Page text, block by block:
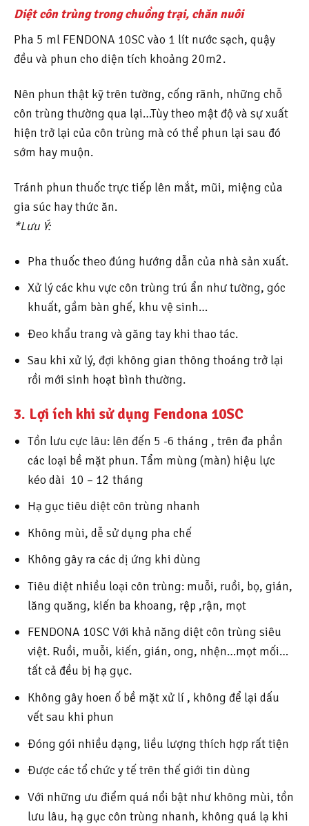
Diệt côn trùng trong chuồng trại, chăn nuôi
Pha 5 ml FENDONA 10SC vào 1 lít nước sạch, quậy
đều và phun cho diện tích khoảng 20m2.
Nên phun thật kỹ trên tường, cống rãnh, những chỗ
côn trùng thường qua lại…Tùy theo mật độ và sự xuất
hiện trở lại của côn trùng mà có thể phun lại sau đó
sớm hay muộn.
Tránh phun thuốc trực tiếp lên mắt, mũi, miệng của
gia súc hay thức ăn.
*Lưu Ý:
Pha thuốc theo đúng hướng dẫn của nhà sản xuất.
Xử lý các khu vực côn trùng trú ẩn như tường, góc
khuất, gầm bàn ghế, khu vệ sinh…
Đeo khẩu trang và găng tay khi thao tác.
Sau khi xử lý, đợi không gian thông thoáng trở lại
rồi mới sinh hoạt bình thường.
3. Lợi ích khi sử dụng Fendona 10SC
Tồn lưu cực lâu: lên đến 5 -6 tháng , trên đa phần
các loại bề mặt phun. Tẩm mùng (màn) hiệu lực
kéo dài 10 – 12 tháng
Hạ gục tiêu diệt côn trùng nhanh
Không mùi, dễ sử dụng pha chế
Không gây ra các dị ứng khi dùng
Tiêu diệt nhiều loại côn trùng: muỗi, ruồi, bọ, gián,
lăng quăng, kiến ba khoang, rệp ,rận, mọt
FENDONA 10SC Với khả năng diệt côn trùng siêu
việt. Ruồi, muỗi, kiến, gián, ong, nhện…mọt mối…
tất cả đều bị hạ gục.
Không gây hoen ố bề mặt xử lí , không để lại dấu
vết sau khi phun
Đóng gói nhiều dạng, liều lượng thích hợp rất tiện
Được các tổ chức y tế trên thế giới tin dùng
Với những ưu điểm quá nổi bật như không mùi, tồn
lưu lâu, hạ gục côn trùng nhanh, không quá lạ khi